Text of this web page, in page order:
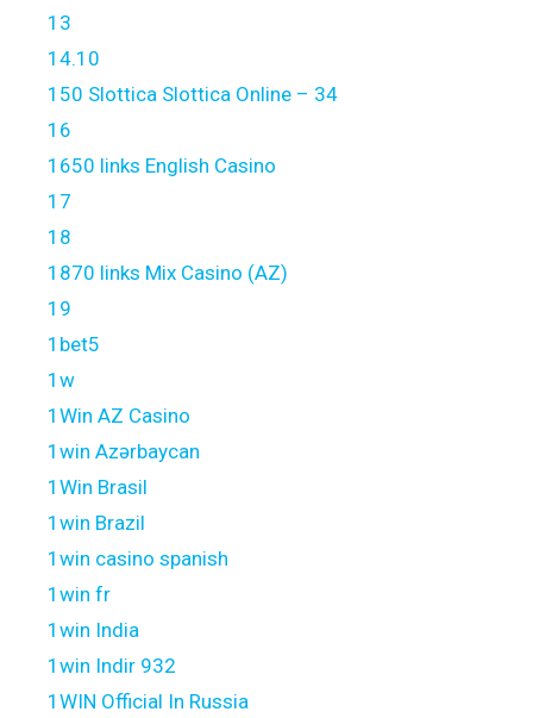
13
14.10
150 Slottica Slottica Online – 34
16
1650 links English Casino
17
18
1870 links Mix Casino (AZ)
19
1bet5
1w
1Win AZ Casino
1win Azərbaycan
1Win Brasil
1win Brazil
1win casino spanish
1win fr
1win India
1win Indir 932
1WIN Official In Russia